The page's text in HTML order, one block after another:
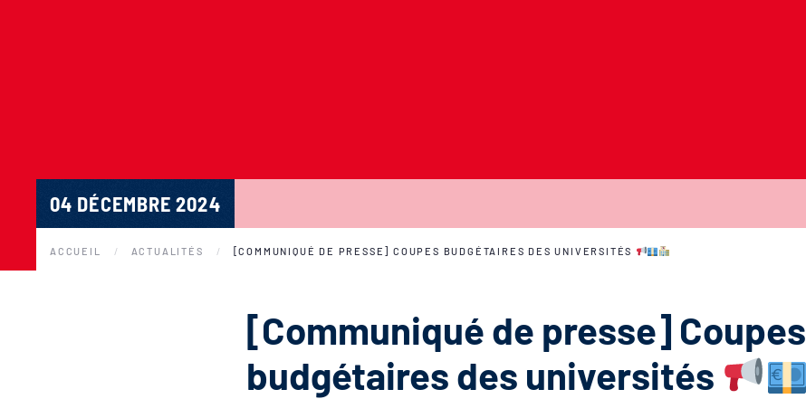
04 DÉCEMBRE 2024
ACCUEIL ACTUALITÉS [COMMUNIQUÉ DE PRESSE] COUPES BUDGÉTAIRES DES UNIVERSITÉS
[Communiqué de presse] Coupes
budgétaires des universités